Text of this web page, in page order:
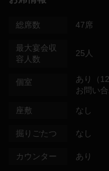
総席数 47席
最大宴会収
容人数
25人
個室
あり（
お問い
座敷 なし
掘りごたつ なし
カウンター あり